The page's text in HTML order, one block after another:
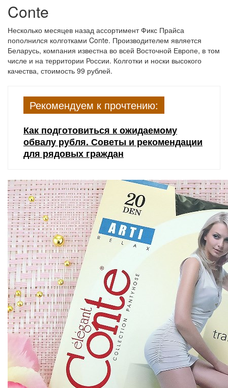
Conte
Несколько месяцев назад ассортимент Фикс Прайса
пополнился колготками Conte. Производителем является
Беларусь, компания известна во всей Восточной Европе, в том
числе и на территории России. Колготки и носки высокого
качества, стоимость 99 рублей.
Рекомендуем к прочтению:
Как подготовиться к ожидаемому
обвалу рубля. Советы и рекомендации
для рядовых граждан